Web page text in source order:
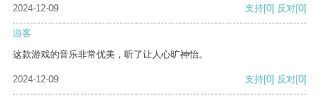
2024-12-09 支持[0] 反对[0]
游客
这款游戏的音乐非常优美，听了让人心旷神怡。
2024-12-09 支持[0] 反对[0]